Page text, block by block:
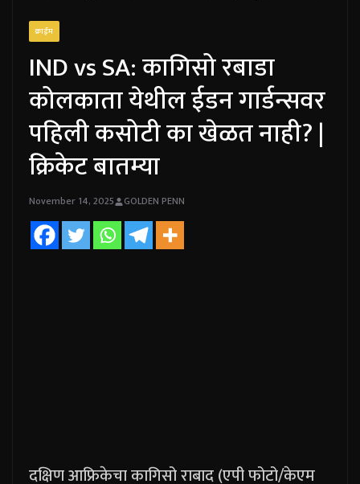
क्राईम
IND vs SA: कागिसो रबाडा
कोलकाता येथील ईडन गार्डन्सवर
पहिली कसोटी का खेळत नाही? |
क्रिकेट बातम्या
November 14, 2025 GOLDEN PENN
दक्षिण आफ्रिकेचा कागिसो राबाद (एपी फोटो/केएम